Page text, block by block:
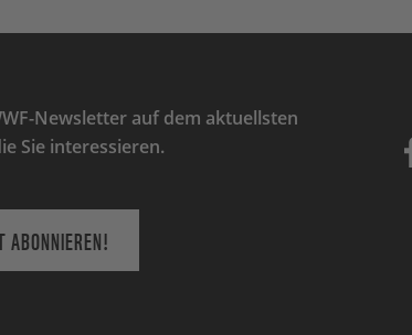
Newsletter auf dem aktuellsten
Sie interessieren.
ABONNIEREN!